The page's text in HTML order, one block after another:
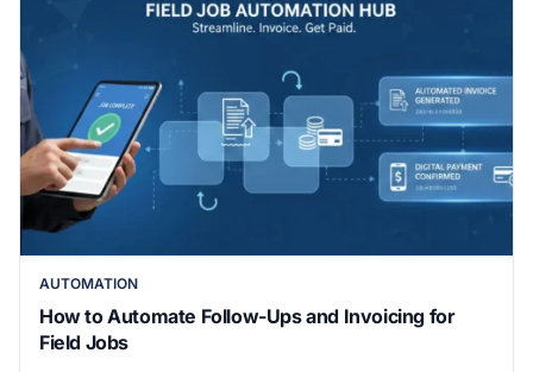
AUTOMATION
How to Automate Follow-Ups and Invoicing for
Field Jobs